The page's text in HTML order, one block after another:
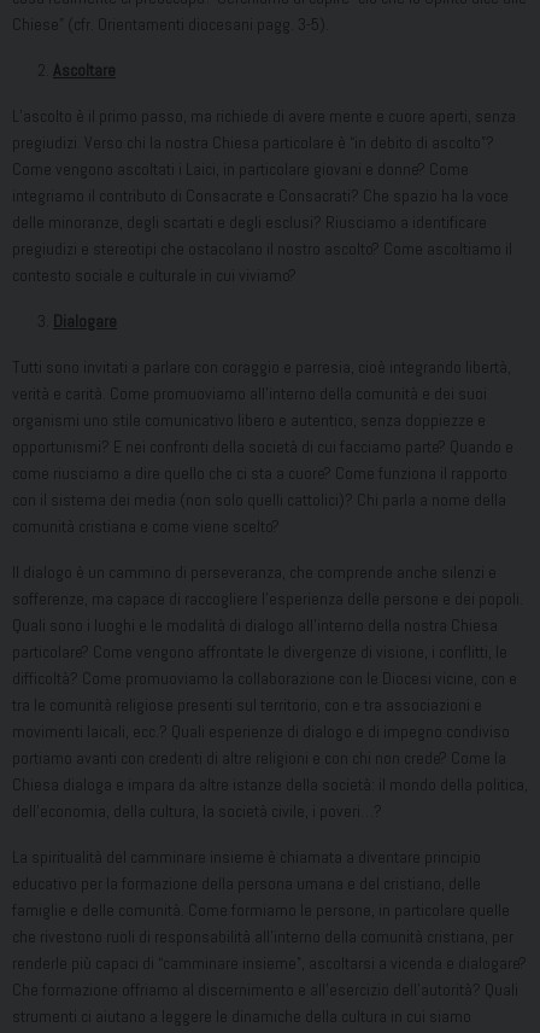
Chiese” (cfr. Orientamenti diocesani pagg. 3-5).
Ascoltare
L’ascolto è il primo passo, ma richiede di avere mente e cuore aperti, senza
pregiudizi. Verso chi la nostra Chiesa particolare è “in debito di ascolto”?
Come vengono ascoltati i Laici, in particolare giovani e donne? Come
integriamo il contributo di Consacrate e Consacrati? Che spazio ha la voce
delle minoranze, degli scartati e degli esclusi? Riusciamo a identificare
pregiudizi e stereotipi che ostacolano il nostro ascolto? Come ascoltiamo il
contesto sociale e culturale in cui viviamo?
Dialogare
Tutti sono invitati a parlare con coraggio e parresia, cioè integrando libertà,
verità e carità. Come promuoviamo all’interno della comunità e dei suoi
organismi uno stile comunicativo libero e autentico, senza doppiezze e
opportunismi? E nei confronti della società di cui facciamo parte? Quando e
come riusciamo a dire quello che ci sta a cuore? Come funziona il rapporto
con il sistema dei media (non solo quelli cattolici)? Chi parla a nome della
comunità cristiana e come viene scelto?
Il dialogo è un cammino di perseveranza, che comprende anche silenzi e
sofferenze, ma capace di raccogliere l’esperienza delle persone e dei popoli.
Quali sono i luoghi e le modalità di dialogo all’interno della nostra Chiesa
particolare? Come vengono affrontate le divergenze di visione, i conflitti, le
difficoltà? Come promuoviamo la collaborazione con le Diocesi vicine, con e
tra le comunità religiose presenti sul territorio, con e tra associazioni e
movimenti laicali, ecc.? Quali esperienze di dialogo e di impegno condiviso
portiamo avanti con credenti di altre religioni e con chi non crede? Come la
Chiesa dialoga e impara da altre istanze della società: il mondo della politica,
dell’economia, della cultura, la società civile, i poveri…?
La spiritualità del camminare insieme è chiamata a diventare principio
educativo per la formazione della persona umana e del cristiano, delle
famiglie e delle comunità. Come formiamo le persone, in particolare quelle
che rivestono ruoli di responsabilità all’interno della comunità cristiana, per
renderle più capaci di “camminare insieme”, ascoltarsi a vicenda e dialogare?
Che formazione offriamo al discernimento e all’esercizio dell’autorità? Quali
strumenti ci aiutano a leggere le dinamiche della cultura in cui siamo